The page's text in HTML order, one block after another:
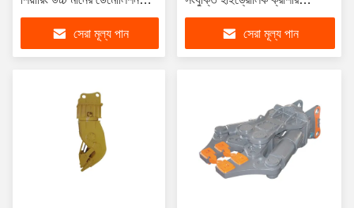
কাটার
সেরা মূল্য পান
পাল্ভারাইজার
সেরা মূল্য পান